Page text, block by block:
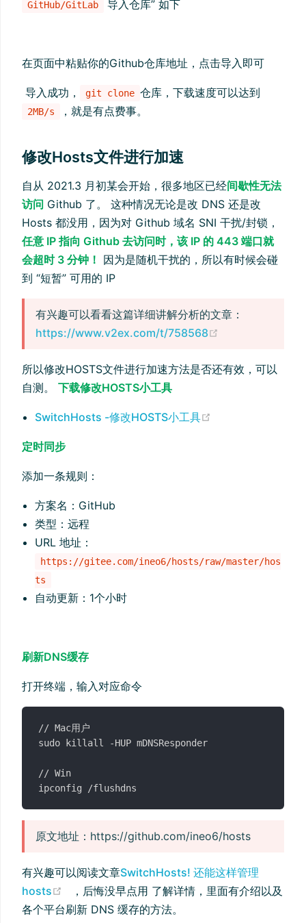
GitHub/GitLab 导入仓库” 如下
在页面中粘贴你的Github仓库地址，点击导入即可
导入成功， git clone 仓库，下载速度可以达到
2MB/s ，就是有点费事。
修改Hosts文件进行加速
自从 2021.3 月初某会开始，很多地区已经间歇性无法
访问 Github 了。 这种情况无论是改 DNS 还是改
Hosts 都没用，因为对 Github 域名 SNI 干扰/封锁，
任意 IP 指向 Github 去访问时，该 IP 的 443 端口就
会超时 3 分钟！ 因为是随机干扰的，所以有时候会碰
到 “短暂” 可用的 IP
有兴趣可以看看这篇详细讲解分析的文章：
https://www.v2ex.com/t/758568
所以修改HOSTS文件进行加速方法是否还有效，可以
自测。 下载修改HOSTS小工具
SwitchHosts -修改HOSTS小工具
定时同步
添加一条规则：
方案名：GitHub
类型：远程
URL 地址：
https://gitee.com/ineo6/hosts/raw/master/hos
ts
自动更新：1个小时
刷新DNS缓存
打开终端，输入对应命令
// Mac用户
sudo killall -HUP mDNSResponder
// Win
原文地址：https://github.com/ineo6/hosts
有兴趣可以阅读文章SwitchHosts! 还能这样管理
hosts
(opens new window)
，后悔没早点用 了解详情，里面有介绍以及
各个平台刷新 DNS 缓存的方法。